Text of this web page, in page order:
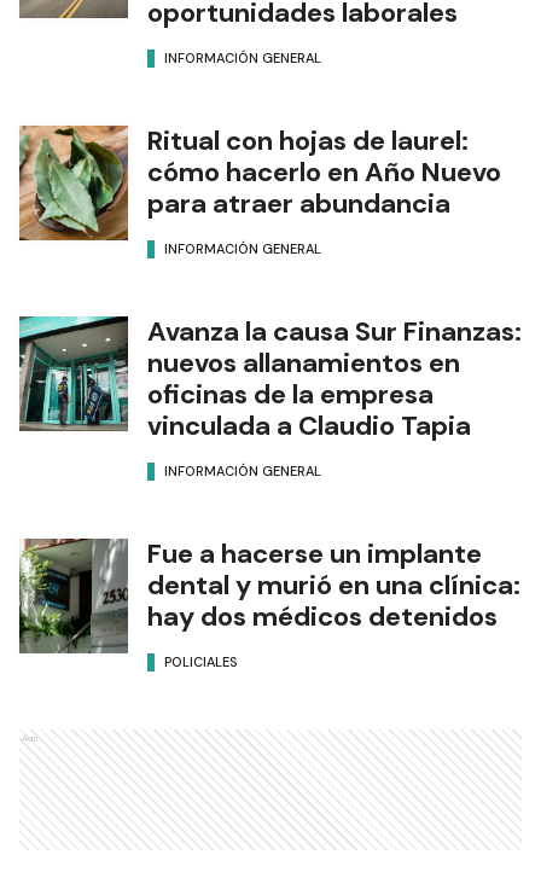
oportunidades laborales
INFORMACIÓN GENERAL
Ritual con hojas de laurel:
cómo hacerlo en Año Nuevo
para atraer abundancia
INFORMACIÓN GENERAL
Avanza la causa Sur Finanzas:
nuevos allanamientos en
oficinas de la empresa
vinculada a Claudio Tapia
INFORMACIÓN GENERAL
Fue a hacerse un implante
dental y murió en una clínica:
hay dos médicos detenidos
POLICIALES
Ads